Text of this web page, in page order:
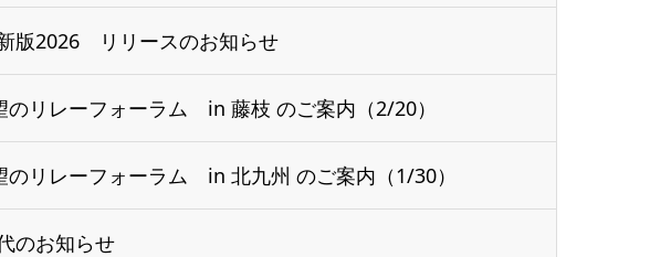
版2026 リリースのお知らせ
リレーフォーラム in 藤枝 のご案内（2/20）
リレーフォーラム in 北九州 のご案内（1/30）
のお知らせ